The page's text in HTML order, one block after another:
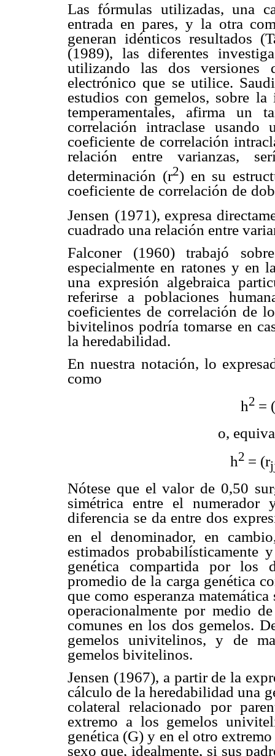
Las fórmulas utilizadas, una
entrada en pares, y la otra
generan idénticos resultados
(1989), las diferentes
utilizando las dos versiones
electrónico que se utilice.
estudios con gemelos, sobre la
temperamentales, afirma un
correlación intraclase
coeficiente de correlación
relación entre varianzas,
determinación (r2) en su
coeficiente de correlación de
Jensen (1971), expresa
cuadrado una relación entre
Falconer (1960) trabajó
especialmente en ratones y en
una expresión algebraica
referirse a poblaciones
coeficientes de correlación de
bivitelinos podría tomarse en
la heredabilidad.
En nuestra notación, lo
como
h2 =
o,
h2 = (r
Nótese que el valor de 0,50
simétrica entre el
diferencia se da entre dos
en el denominador, en
estimados probabilísticamente
genética compartida por los
promedio de la carga genética
que como esperanza
operacionalmente por medio
comunes en los dos gemelos.
gemelos univitelinos, y de
gemelos bivitelinos.
Jensen (1967), a partir de la
cálculo de la heredabilidad una
colateral relacionado por
extremo a los gemelos
genética (G) y en el otro
sexo que, idealmente, si sus